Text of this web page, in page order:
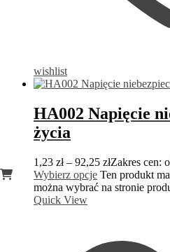
wishlist
HA002 Napięcie
życia
1,23 zł – 92,25 złZakres cen:
Wybierz opcje Ten produkt
można wybrać na stronie
Quick View